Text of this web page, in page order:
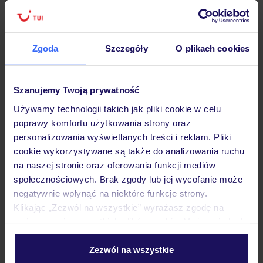
Zgoda Szczegóły O plikach cookies
Szanujemy Twoją prywatność
Używamy technologii takich jak pliki cookie w celu
poprawy komfortu użytkowania strony oraz
personalizowania wyświetlanych treści i reklam. Pliki
cookie wykorzystywane są także do analizowania ruchu
na naszej stronie oraz oferowania funkcji mediów
społecznościowych. Brak zgody lub jej wycofanie może
negatywnie wpłynąć na niektóre funkcje strony.
Klikając „Zezwól na wszystkie” wyrażasz zgodę na
personalizować swój wybór wchodząc w zakładkę
Zezwól na wszystkie
Hotel
Opinie
Pokoje
Wyżywienie